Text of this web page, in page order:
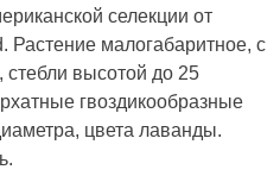
селекции от
Растение малогабаритное, с
стебли высотой до 25
гвоздикообразные
цвета лаванды.